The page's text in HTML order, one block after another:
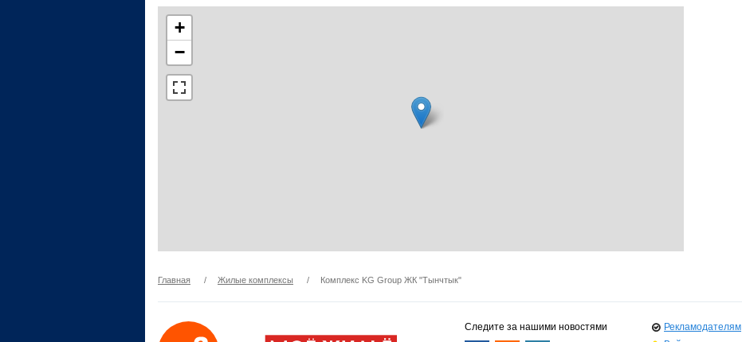
+
−
Главная / Жилые комплексы / Комплекс KG Group ЖК "Тынчтык"
Следите за нашими новостями
Рекламодателям